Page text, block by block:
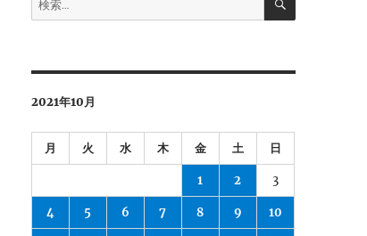
索:
2021年10月
月 火 水 木 金 土 日
1 2 3
4 5 6 7 8 9 10